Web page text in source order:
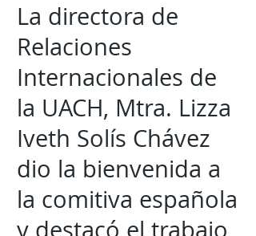
La directora de
Relaciones
Internacionales de
la UACH, Mtra. Lizza
Iveth Solís Chávez
dio la bienvenida a
la comitiva española
y destacó el trabajo